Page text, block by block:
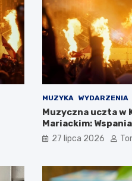
MUZYKA WYDARZENIA
Muzyczna uczta w
Mariackim:
Darłowie
27 lipca 2026